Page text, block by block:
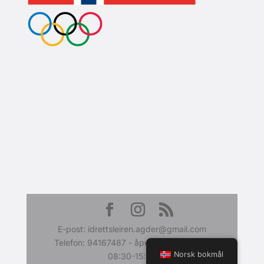
E-post: idrettsleiren.agder@gmail.com
Telefon: 94167487 - åpent ukedager fra
08:30-15:00
Norsk bokmål